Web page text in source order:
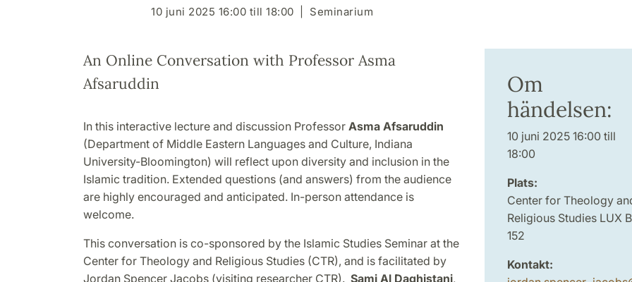
10 juni 2025 16:00 till 18:00 Seminarium
An Online Conversation with Professor Asma
Afsaruddin
In this interactive lecture and discussion Professor Asma Afsaruddin
(Department of Middle Eastern Languages and Culture, Indiana
University-Bloomington) will reflect upon diversity and inclusion in the
Islamic tradition. Extended questions (and answers) from the audience
are highly encouraged and anticipated. In-person attendance is
welcome.
This conversation is co-sponsored by the Islamic Studies Seminar at the
Center for Theology and Religious Studies (CTR), and is facilitated by
Jordan Spencer Jacobs (visiting researcher CTR). Sami Al Daghistani,
Om
händelsen:
10 juni 2025 16:00 till
18:00
Plats:
Center for Theology
Religious Studies LUX
152
Kontakt: